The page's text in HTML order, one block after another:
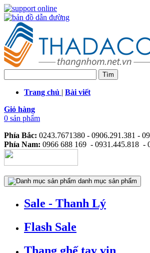
Trang chủ | Bài viết
Giỏ hàng
0 sản phẩm
Phía Bắc: 0243.7671380 - 0906.291.381 -
Phía Nam: 0966 688 169 - 0931.445.818 -
danh mục sản phẩm
Sale - Thanh Lý
Flash Sale
Thang ghế tay vịn